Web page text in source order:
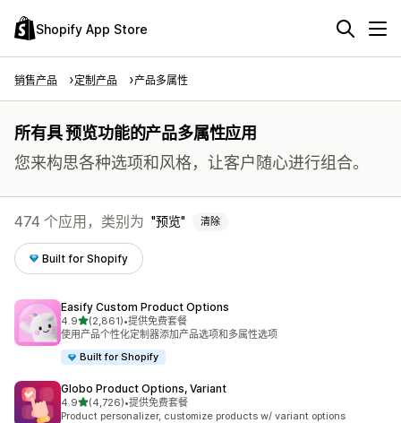
Shopify App Store
销售产品 定制产品 产品多属性
所有具 预览功能的产品多属性应用
您来构思各种选项和风格，让客户随心进行组合。
474 个应用，类别为 预览 清除
Built for Shopify
Easify Custom Product Options
4.9星（满分 5 星）
(2,861)
总共 2861 条评论
•提供免费套餐
使用产品个性化定制器添加产品选项和多属性选项
Built for Shopify
Globo Product Options, Variant
4.9星（满分 5 星）
(4,726)
总共 4726 条评论
•提供免费套餐
Product personalizer, customize products w/ variant options